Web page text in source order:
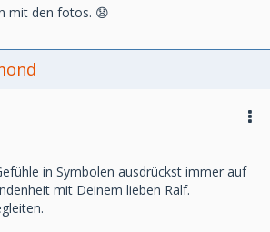
mit den fotos. 😧
in Symbolen ausdrückst immer auf
mit Deinem lieben Ralf.